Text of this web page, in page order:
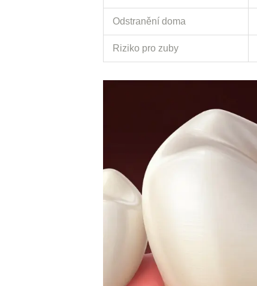
Odstranění doma
Riziko pro zuby